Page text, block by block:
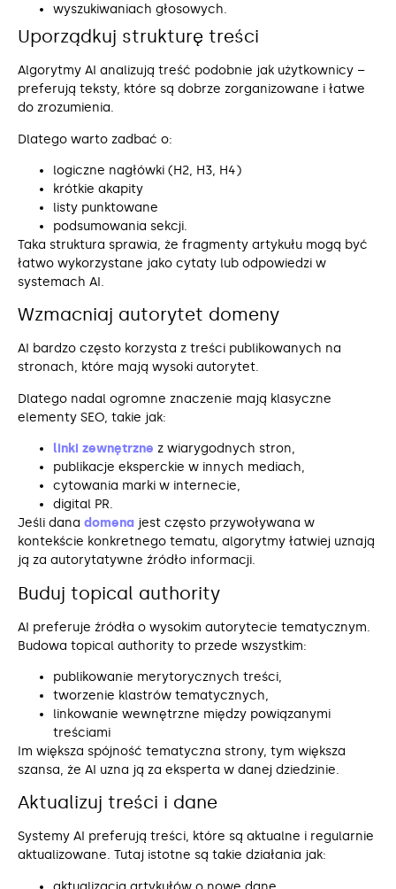
wyszukiwaniach głosowych.
Uporządkuj strukturę treści
Algorytmy AI analizują treść podobnie jak użytkownicy –
preferują teksty, które są dobrze zorganizowane i łatwe
do zrozumienia.
Dlatego warto zadbać o:
logiczne nagłówki (H2, H3, H4)
krótkie akapity
listy punktowane
podsumowania sekcji.
Taka struktura sprawia, że fragmenty artykułu mogą być
łatwo wykorzystane jako cytaty lub odpowiedzi w
systemach AI.
Wzmacniaj autorytet domeny
AI bardzo często korzysta z treści publikowanych na
stronach, które mają wysoki autorytet.
Dlatego nadal ogromne znaczenie mają klasyczne
elementy SEO, takie jak:
linki zewnętrzne z wiarygodnych stron,
publikacje eksperckie w innych mediach,
cytowania marki w internecie,
digital PR.
Jeśli dana domena jest często przywoływana w
kontekście konkretnego tematu, algorytmy łatwiej uznają
ją za autorytatywne źródło informacji.
Buduj topical authority
AI preferuje źródła o wysokim autorytecie tematycznym.
Budowa topical authority to przede wszystkim:
publikowanie merytorycznych treści,
tworzenie klastrów tematycznych,
linkowanie wewnętrzne między powiązanymi
treściami
Im większa spójność tematyczna strony, tym większa
szansa, że AI uzna ją za eksperta w danej dziedzinie.
Aktualizuj treści i dane
Systemy AI preferują treści, które są aktualne i regularnie
aktualizowane. Tutaj istotne są takie działania jak: